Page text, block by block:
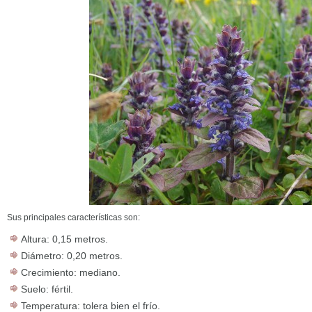
Sus principales características son:
Altura: 0,15 metros.
Diámetro: 0,20 metros.
Crecimiento: mediano.
Suelo: fértil.
Temperatura: tolera bien el frío.